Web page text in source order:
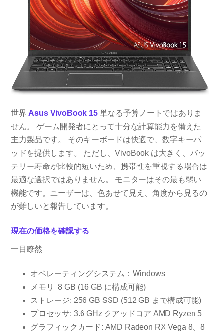
世界 Asus VivoBook 15 単なる予算ノートではありま
せん。 ゲーム開発者にとって十分な計算能力を備えた
主力製品です。 そのキーボードは快適で、数字キーパ
ッドを提供します。 ただし、VivoBook は大きく、バッ
テリー寿命が比較的短いため、携帯性を重視する場合は
最適な選択ではありません。 モニターはその最も弱い
機能です。ユーザーは、色あせて見え、角度から見るの
が難しいと報告しています。
現在の価格を確認する
一目瞭然
オペレーティングシステム：Windows
メモリ: 8 GB (16 GB に構成可能)
ストレージ: 256 GB SSD (512 GB まで構成可能)
プロセッサ: 3.6 GHz クアッドコア AMD Ryzen 5
グラフィックカード: AMD Radeon RX Vega 8、8